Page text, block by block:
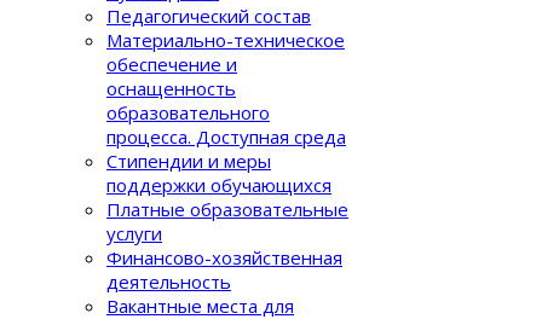
Педагогический состав
Материально-техническое
обеспечение и
оснащенность
образовательного
процеcса. Доступная среда
Стипендии и меры
поддержки обучающихся
Платные образовательные
услуги
Финансово-хозяйственная
деятельность
Вакантные места для